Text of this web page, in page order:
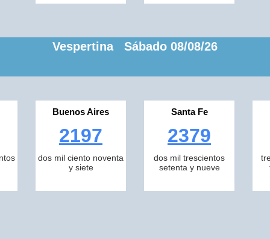
Vespertina Sábado 08/08/26
Buenos Aires
2197
dos mil ciento noventa
y siete
Santa Fe
2379
dos mil trescientos
setenta y nueve